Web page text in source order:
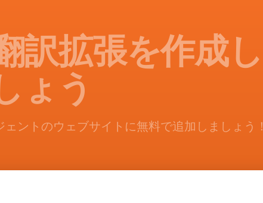
訳拡張を作成し
ょう
ントのウェブサイトに無料で追加しましょう！